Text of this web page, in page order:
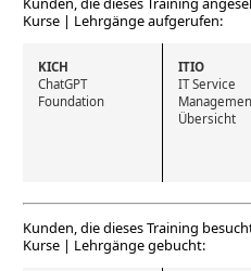
Kurse | Lehrgänge aufgerufen:
KICH
ChatGPT
Foundation
ITIO
IT Service
Übersicht
Kunden, die dieses Training
Kurse | Lehrgänge gebucht: